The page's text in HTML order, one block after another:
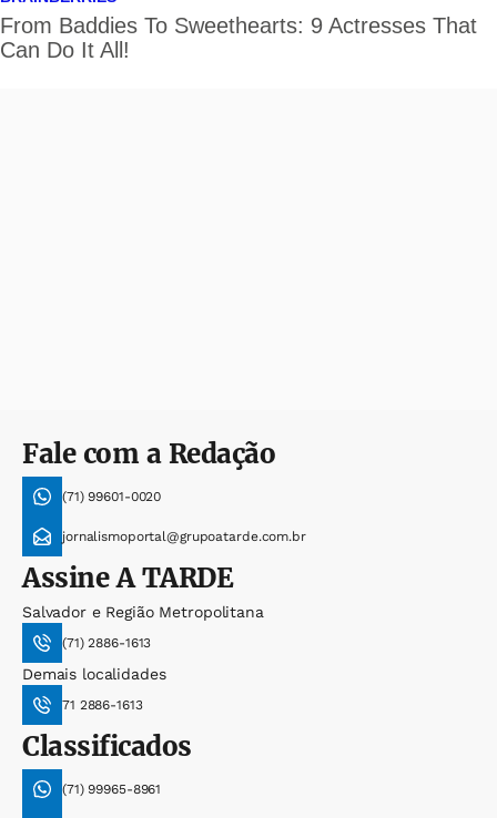
Fale com a Redação
(71) 99601-0020
jornalismoportal@grupoatarde.com.br
AssineA TARDE
Salvador e Região Metropolitana
(71) 2886-1613
Demais localidades
71 2886-1613
Classificados
(71) 99965-8961